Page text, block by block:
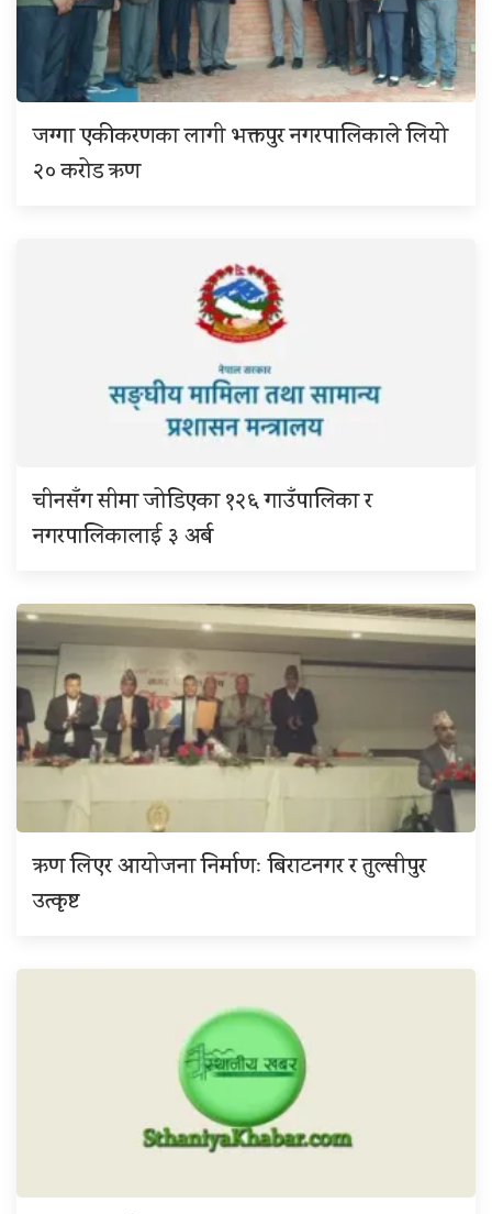
जग्गा एकीकरणका लागी भक्तपुर नगरपालिकाले लियो
२० करोड ऋण
चीनसँग सीमा जोडिएका १२६ गाउँपालिका र
नगरपालिकालाई ३ अर्ब
ऋण लिएर आयोजना निर्माणः बिराटनगर र तुल्सीपुर
उत्कृष्ट